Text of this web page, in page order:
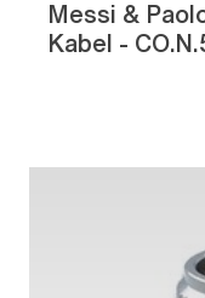
Messi &
Kabel -